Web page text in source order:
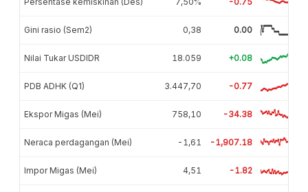
Gini rasio (Sem2) 0,38 0.00
Nilai Tukar USDIDR 18.059 +0.08
PDB ADHK (Q1) 3.447,70 -0.77
Ekspor Migas (Mei) 758,10 -34.38
Neraca perdagangan (Mei) -1,61 -1,907.18
Impor Migas (Mei) 4,51 -1.82